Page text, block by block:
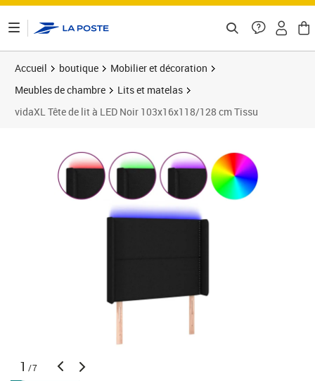
Accueil boutique
Mobilier et décoration
Meubles de chambre
Lits et matelas
vidaXL Tête de lit à LED Noir 103x16x118/128 cm Tissu
1 /7